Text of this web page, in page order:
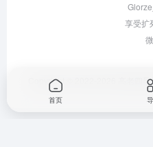
享受扩
Copyright © 2022-2026 高老四
首页